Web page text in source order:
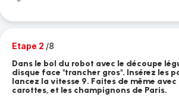
Etape 2 /8
Dans le bol du robot avec le découpe
disque face "trancher gros". Insérez les
lancez la vitesse 9. Faites de même
carottes, et les champignons de Paris.